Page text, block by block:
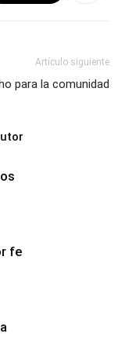
Artículo siguiente
para la comunidad
fe